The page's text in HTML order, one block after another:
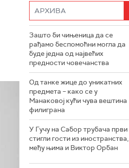
Зашто би чињеница да се
рађамо беспомоћни могла да
буде једна од највећих
предности човечанства
Од танке жице до уникатних
предмета – како се у
Манаковој кући чува вештина
филиграна
У Гучу на Сабор трубача први
стигли гости из иностранства,
међу њима и Виктор Орбан